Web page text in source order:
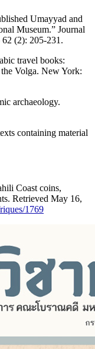
Umayyad and
Museum.” Journal
(2): 205-231.
travel books:
Volga. New York:
archaeology.
containing material
Coast coins,
Retrieved May 16,
1769